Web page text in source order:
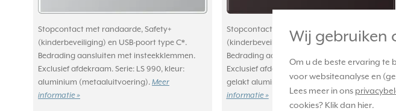
Wij gebruiken
Om u de beste ervaring te
voor websiteanalyse en
Lees meer in ons
cookies? Klik dan hier.
Stopcontact met randaarde, Safety+
(kinderbeveiliging) en USB-poort type C*.
Bedrading aansluiten met insteekklemmen.
Exclusief afdekraam. Serie: LS 990, kleur:
aluminium (metaaluitvoering). Meer
informatie »
Stopcontact met randaarde, Safety+
(kinderbeveiliging) en USB-poort type C*.
Bedrading aansluiten met insteekklemmen.
Exclusief afdekraam. Serie: LS 990, kleur: dark
gelakt aluminium (metaaluitvoering). Meer
informatie »